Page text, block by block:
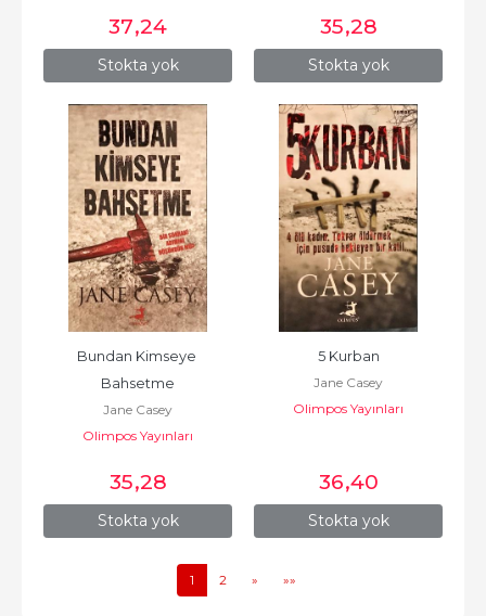
Stokta yok
37,24
Stokta yok
35,28
Stokta yok
Bundan Kimseye
Bahsetme
Jane Casey
Olimpos Yayınları
35,28
Stokta yok
5 Kurban
Jane Casey
Olimpos Yayınları
36,40
1 2 » »»